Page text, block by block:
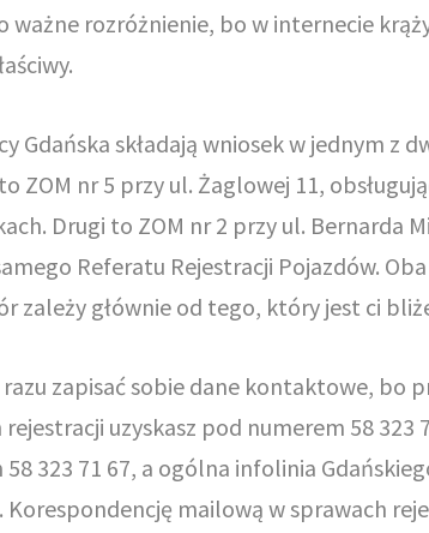
ważne rozróżnienie, bo w internecie
Gdańska składają wniosek w jednym z
ZOM nr 5 przy ul. Żaglowej 11,
Drugi to ZOM nr 2 przy ul. Bernarda
Referatu Rejestracji Pojazdów.
zależy głównie od tego, który jest ci
zapisać sobie dane kontaktowe, bo
uzyskasz pod numerem 58 323
58 323 71 67, a ogólna infolinia
Korespondencję mailową w sprawach